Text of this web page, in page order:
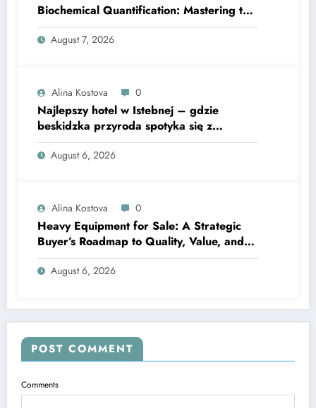
Biochemical Quantification: Mastering the
Extinction Coefficient
August 7, 2026
Alina Kostova 0
Najlepszy hotel w Istebnej – gdzie
beskidzka przyroda spotyka się z
lawendową magią
August 6, 2026
Alina Kostova 0
Heavy Equipment for Sale: A Strategic
Buyer’s Roadmap to Quality, Value, and
Financing
August 6, 2026
POST COMMENT
Comments